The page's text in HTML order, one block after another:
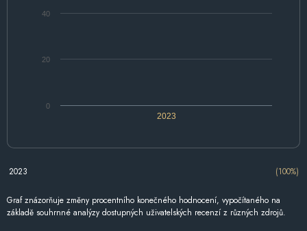
2023
0
20
40
2023 (100%)
Graf znázorňuje změny procentního konečného hodnocení, vypočítaného na
základě souhrnné analýzy dostupných uživatelských recenzí z různých zdrojů.